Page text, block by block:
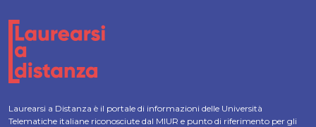
Laurearsi a Distanza è il portale di informazioni delle Università
Telematiche italiane riconosciute dal MIUR e punto di riferimento per gli